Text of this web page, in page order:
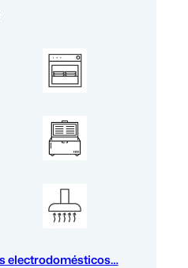
electrodomésticos…